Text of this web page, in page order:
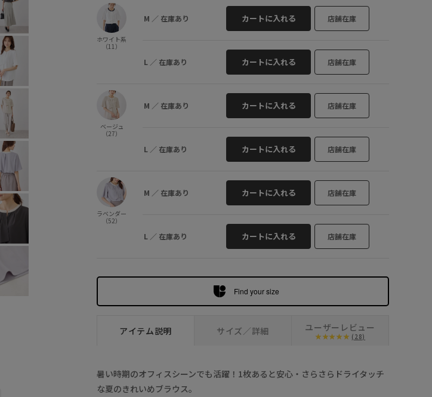
ホワイト系
（11）
M ／ 在庫あり カートに入れる 店舗在庫
L ／ 在庫あり カートに入れる 店舗在庫
ベージュ
（27）
M ／ 在庫あり カートに入れる 店舗在庫
L ／ 在庫あり カートに入れる 店舗在庫
ラベンダー
（52）
M ／ 在庫あり カートに入れる 店舗在庫
L ／ 在庫あり カートに入れる 店舗在庫
Find your size
アイテム説明 サイズ／詳細 ユーザーレビュー
(28)
暑い時期のオフィスシーンでも活躍！1枚あると安心・さらさらドライタッチ
な夏のきれいめブラウス。